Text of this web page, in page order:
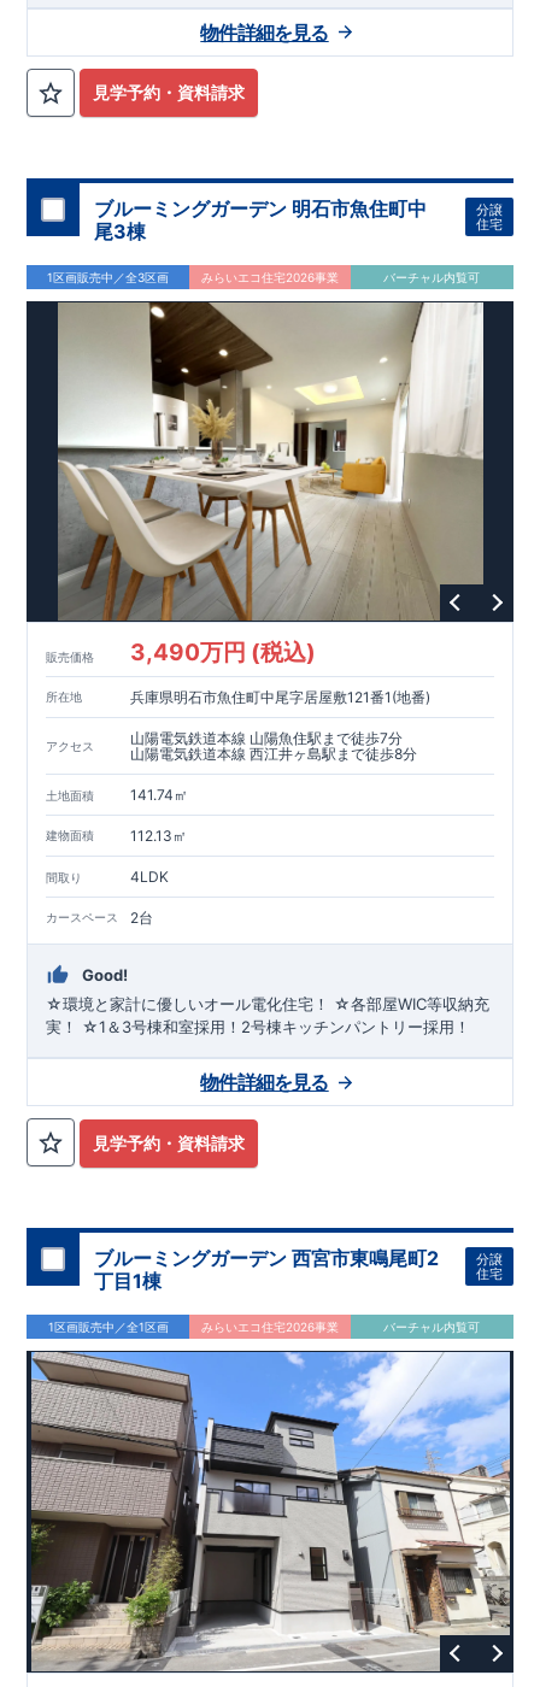
見学予約・資料請求
物件詳細を見る
ブルーミングガーデン 明石市魚住町中
尾3棟
分譲
住宅
1区画販売中／全3区画 みらいエコ住宅2026事業 バーチャル内覧可
販売価格 3,490万円 (税込)
所在地 兵庫県明石市魚住町中尾字居屋敷121番1(地番)
アクセス
山陽電気鉄道本線 山陽魚住駅まで徒歩7分
山陽電気鉄道本線 西江井ヶ島駅まで徒歩8分
土地面積 141.74㎡
建物面積 112.13㎡
間取り 4LDK
カースペース 2台
Good!
☆環境と家計に優しいオール電化住宅！ ☆各部屋WIC等収納充
実！ ☆1＆3号棟和室採用！2号棟キッチンパントリー採用！
見学予約・資料請求
物件詳細を見る
ブルーミングガーデン 西宮市東鳴尾町2
丁目1棟
分譲
住宅
1区画販売中／全1区画 みらいエコ住宅2026事業 バーチャル内覧可